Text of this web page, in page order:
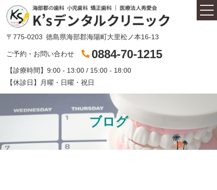
〒775-0203 徳島県海部郡海陽町大里松ノ本16-13
ご予約・お問い合わせ 0884-70-1215
【診療時間】9:00 - 13:00 / 15:00 - 18:00
【休診日】
月曜・日曜・祝日
ブログ
診療内容